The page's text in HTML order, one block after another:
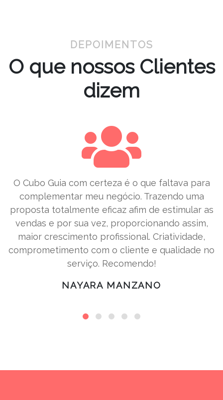
DEPOIMENTOS
O que nossos Clientes
dizem
O Cubo Guia com certeza é o que faltava para
complementar meu negócio. Trazendo uma
proposta totalmente eficaz afim de estimular as
vendas e por sua vez, proporcionando assim,
maior crescimento profissional. Criatividade,
comprometimento com o cliente e qualidade no
serviço. Recomendo!
NAYARA MANZANO